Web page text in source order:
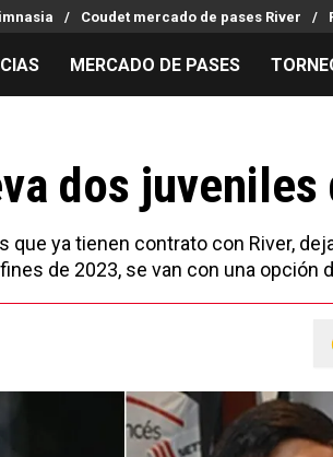
Coudet mercado de pases River
Mercado de Pases
Análisis tácticos
Chacho Coudet
Ex River
Los
MERCADO DE PASES
dos juveniles
que ya tienen contrato con River,
de 2023, se van con una opción